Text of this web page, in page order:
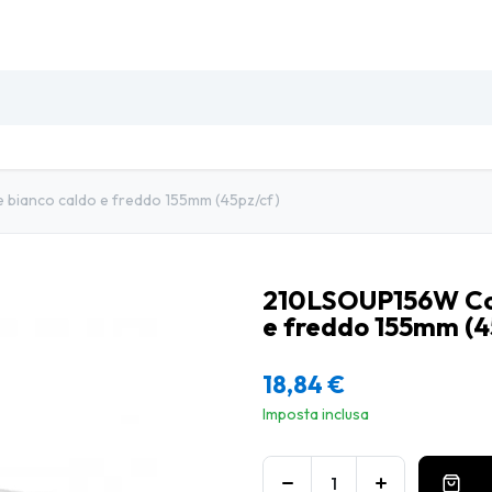
bianco caldo e freddo 155mm (45pz/cf)
210LSOUP156W
e freddo 155mm
18,84€
Imposta inclusa